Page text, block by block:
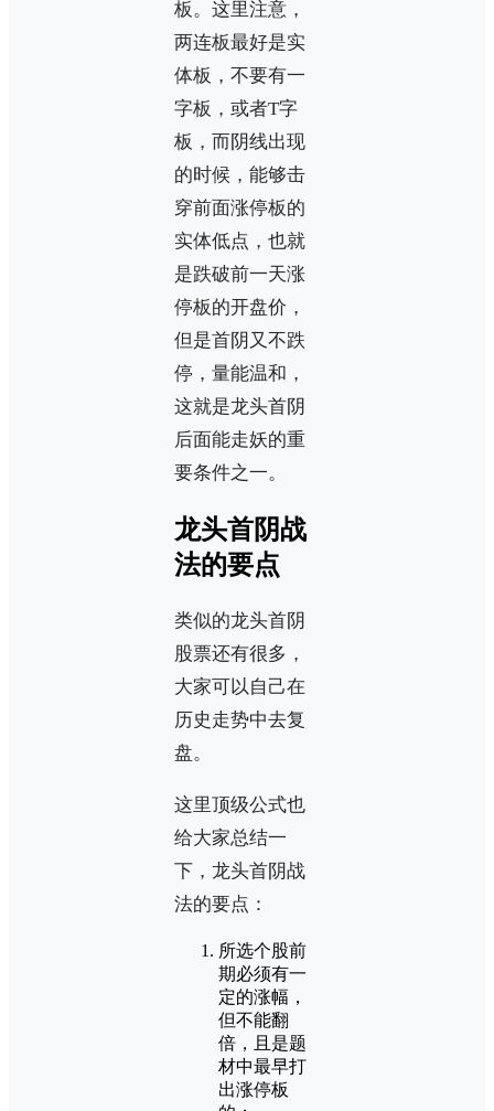
板。这里注意，
两连板最好是实
体板，不要有一
字板，或者T字
板，而阴线出现
的时候，能够击
穿前面涨停板的
实体低点，也就
是跌破前一天涨
停板的开盘价，
但是首阴又不跌
停，量能温和，
这就是龙头首阴
后面能走妖的重
要条件之一。
龙头首阴战
法的要点
类似的龙头首阴
股票还有很多，
大家可以自己在
历史走势中去复
盘。
这里顶级公式也
给大家总结一
下，龙头首阴战
法的要点：
所选个股前
期必须有一
定的涨幅，
但不能翻
倍，且是题
材中最早打
出涨停板